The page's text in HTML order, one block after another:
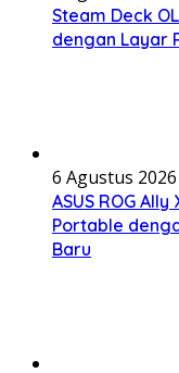
Steam Deck
dengan Layar
6 Agustus 2026
ASUS ROG
Portable
Baru